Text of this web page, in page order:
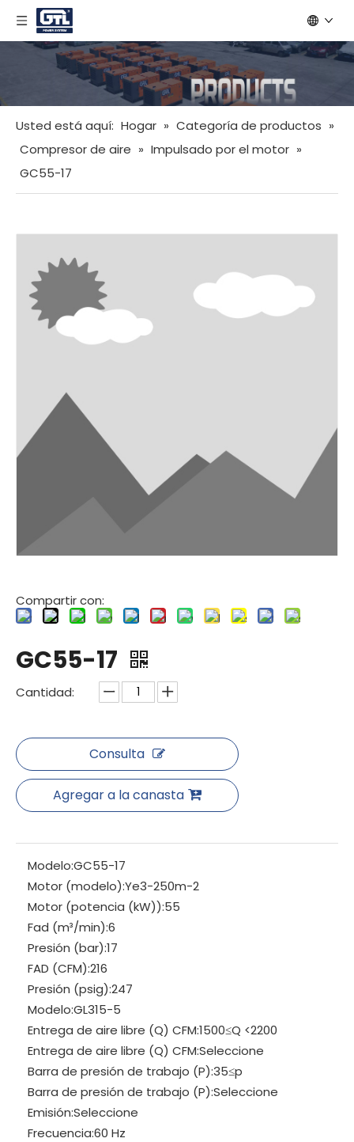
Usted está aquí: Hogar » Categoría de productos »
Compresor de aire » Impulsado por el motor »
GC55-17
Compartir con:
GC55-17
Cantidad:
Consulta
Agregar a la canasta
Modelo:GC55-17
Motor (modelo):Ye3-250m-2
Motor (potencia (kW)):55
Fad (m³/min):6
Presión (bar):17
FAD (CFM):216
Presión (psig):247
Modelo:GL315-5
Entrega de aire libre (Q) CFM:1500≤Q <2200
Entrega de aire libre (Q) CFM:Seleccione
Barra de presión de trabajo (P):35≤p
Barra de presión de trabajo (P):Seleccione
Emisión:Seleccione
Frecuencia:60 Hz